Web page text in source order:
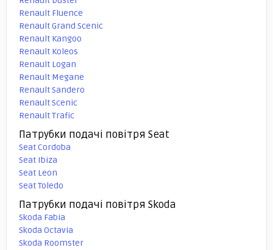
Renault Fluence
Renault Grand Scenic
Renault Kangoo
Renault Koleos
Renault Logan
Renault Megane
Renault Sandero
Renault Scenic
Renault Trafic
Патрубки подачі повітря Seat
Seat Cordoba
Seat Ibiza
Seat Leon
Seat Toledo
Патрубки подачі повітря Skoda
Skoda Fabia
Skoda Octavia
Skoda Roomster